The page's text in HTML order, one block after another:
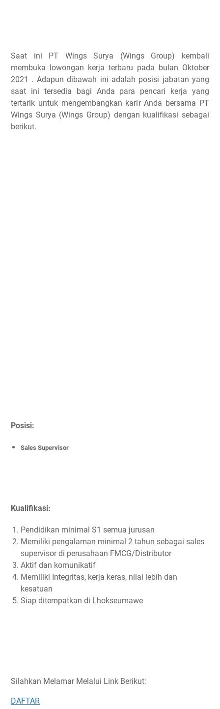
Saat ini PT Wings Surya (Wings Group) kembali
membuka lowongan kerja terbaru pada bulan Oktober
2021 . Adapun dibawah ini adalah posisi jabatan yang
saat ini tersedia bagi Anda para pencari kerja yang
tertarik untuk mengembangkan karir Anda bersama PT
Wings Surya (Wings Group) dengan kualifikasi sebagai
berikut.
Posisi:
Sales Supervisor
Kualifikasi:
Pendidikan minimal S1 semua jurusan
Memiliki pengalaman minimal 2 tahun sebagai sales
supervisor di perusahaan FMCG/Distributor
Aktif dan komunikatif
Memiliki Integritas, kerja keras, nilai lebih dan
kesatuan
Siap ditempatkan di Lhokseumawe
Silahkan Melamar Melalui Link Berikut:
DAFTAR